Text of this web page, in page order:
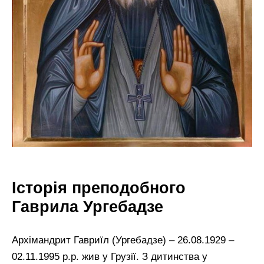
Історія преподобного
Гаврила Ургебадзе
Архімандрит Гавриїл (Ургебадзе) – 26.08.1929 –
02.11.1995 р.р. жив у Грузії. З дитинства у